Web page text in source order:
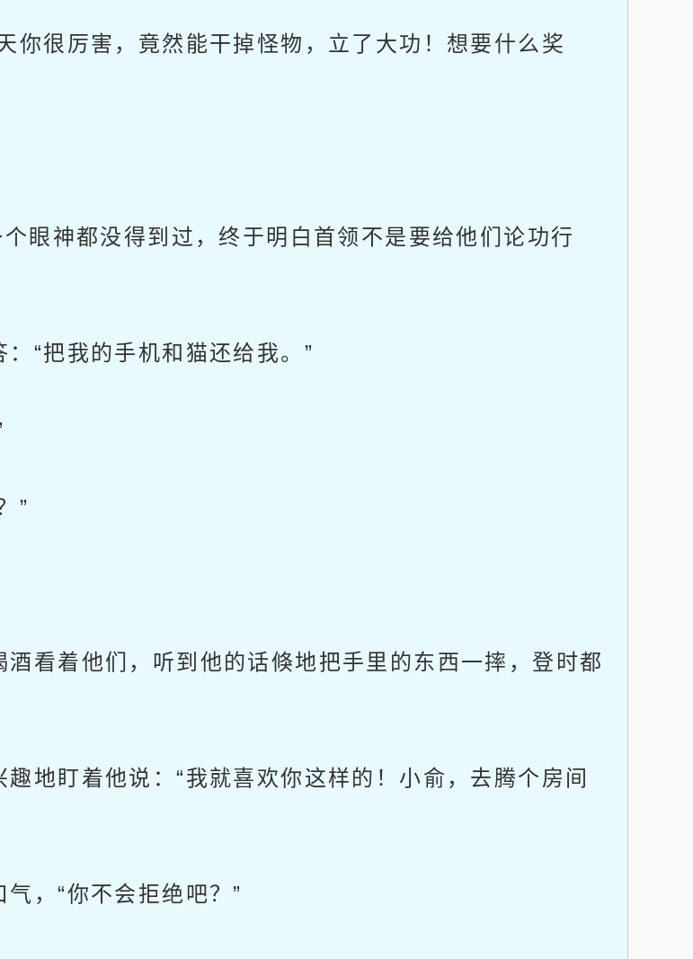
很厉害，竟然能干掉怪物，立了大功！想要什么奖
眼神都没得到过，终于明白首领不是要给他们论功行
“把我的手机和猫还给我。”
”
看着他们，听到他的话倏地把手里的东西一摔，登时都
地盯着他说：“我就喜欢你这样的！小俞，去腾个房间
，“你不会拒绝吧？”